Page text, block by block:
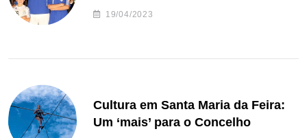
de andebol do Feirense
19/04/2023
Cultura em Santa Maria da Feira:
Um ‘mais’ para o Concelho